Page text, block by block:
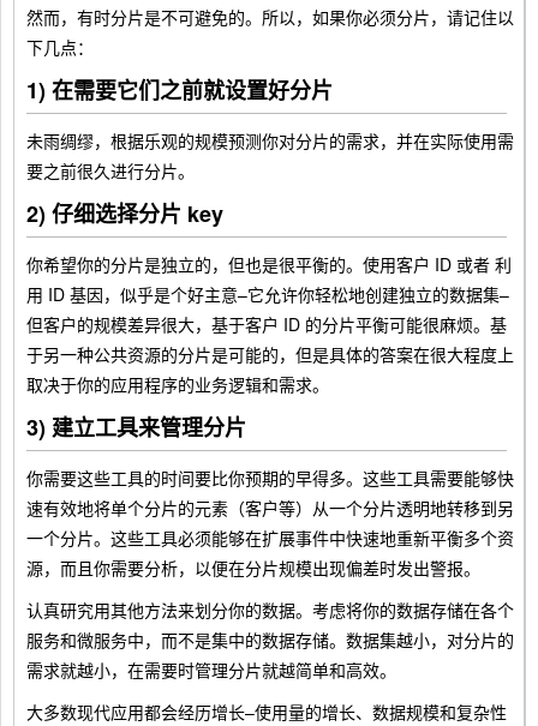
然而，有时分片是不可避免的。所以，如果你必须分片，请记住以
下几点：
1) 在需要它们之前就设置好分片
未雨绸缪，根据乐观的规模预测你对分片的需求，并在实际使用需
要之前很久进行分片。
2) 仔细选择分片 key
你希望你的分片是独立的，但也是很平衡的。使用客户 ID 或者 利
用 ID 基因，似乎是个好主意–它允许你轻松地创建独立的数据集–
但客户的规模差异很大，基于客户 ID 的分片平衡可能很麻烦。基
于另一种公共资源的分片是可能的，但是具体的答案在很大程度上
取决于你的应用程序的业务逻辑和需求。
3) 建立工具来管理分片
你需要这些工具的时间要比你预期的早得多。这些工具需要能够快
速有效地将单个分片的元素（客户等）从一个分片透明地转移到另
一个分片。这些工具必须能够在扩展事件中快速地重新平衡多个资
源，而且你需要分析，以便在分片规模出现偏差时发出警报。
认真研究用其他方法来划分你的数据。考虑将你的数据存储在各个
服务和微服务中，而不是集中的数据存储。数据集越小，对分片的
需求就越小，在需要时管理分片就越简单和高效。
大多数现代应用都会经历增长–使用量的增长、数据规模和复杂性